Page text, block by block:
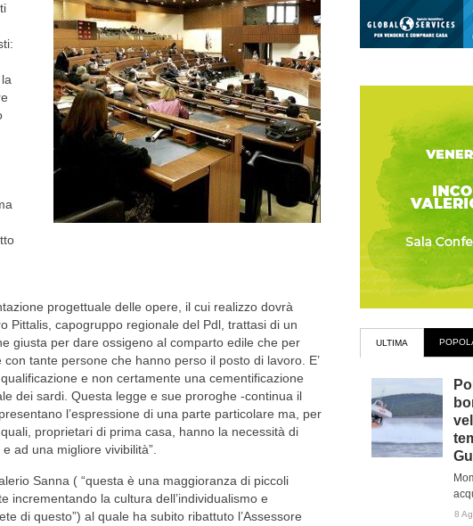
progettuale delle opere, il cui realizzo dovrà
Pittalis, capogruppo regionale del Pdl, trattasi di un
giusta per dare ossigeno al comparto edile che per
tante persone che hanno perso il posto di lavoro. E’
e non certamente una cementificazione
dei sardi. Questa legge e sue proroghe -continua il
l’espressione di una parte particolare ma, per
proprietari di prima casa, hanno la necessità di
ad una migliore vivibilità”.
Sanna ( “questa è una maggioranza di piccoli
incrementando la cultura dell’individualismo e
di questo”) al quale ha subito ribattuto l’Assessore
ULTIMA
8